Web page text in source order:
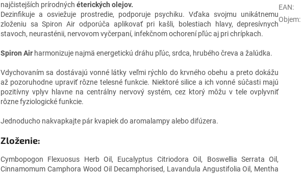
najčistejších prírodných éterických olejov.
Dezinfikuje a osviežuje prostredie, podporuje psychiku. Vďaka svojmu unikátnemu
zloženiu sa Spiron Air odporúča aplikovať pri kašli, bolestiach hlavy, depresívnych
stavoch, neurasténii, nervovom vyčerpaní, infekčnom ochorení pľúc aj pri chrípkach.
Spiron Air harmonizuje najmä energetickú dráhu pľúc, srdca, hrubého čreva a žalúdka.
Vdychovaním sa dostávajú vonné látky veľmi rýchlo do krvného obehu a preto dokážu
až pozoruhodne upraviť rôzne telesné funkcie. Niektoré silice a ich vonné súčasti majú
pozitívny vplyv hlavne na centrálny nervový systém, cez ktorý môžu v tele ovplyvniť
rôzne fyziologické funkcie.
Jednoducho nakvapkajte pár kvapiek do aromalampy alebo difúzera.
Zloženie:
Cymbopogon Flexuosus Herb Oil, Eucalyptus Citriodora Oil, Boswellia Serrata Oil,
Cinnamomum Camphora Wood Oil Decamphorised, Lavandula Angustifolia Oil, Mentha
EAN:
Objem: